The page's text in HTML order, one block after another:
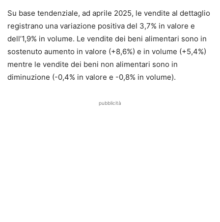
Su base tendenziale, ad aprile 2025, le vendite al dettaglio
registrano una variazione positiva del 3,7% in valore e
dell’1,9% in volume. Le vendite dei beni alimentari sono in
sostenuto aumento in valore (+8,6%) e in volume (+5,4%)
mentre le vendite dei beni non alimentari sono in
diminuzione (-0,4% in valore e -0,8% in volume).
pubblicità